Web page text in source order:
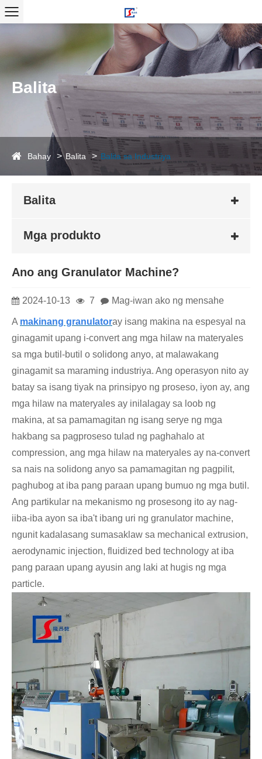
Balita
Bahay Balita Balita sa Industriya
Balita
Mga produkto
Ano ang Granulator Machine?
2024-10-13 7 Mag-iwan ako ng mensahe
A makinang granulatoray isang makina na espesyal na
ginagamit upang i-convert ang mga hilaw na materyales
sa mga butil-butil o solidong anyo, at malawakang
ginagamit sa maraming industriya. Ang operasyon nito ay
batay sa isang tiyak na prinsipyo ng proseso, iyon ay, ang
mga hilaw na materyales ay inilalagay sa loob ng
makina, at sa pamamagitan ng isang serye ng mga
hakbang sa pagproseso tulad ng paghahalo at
compression, ang mga hilaw na materyales ay na-convert
sa nais na solidong anyo sa pamamagitan ng pagpilit,
paghubog at iba pang paraan upang bumuo ng mga butil.
Ang partikular na mekanismo ng prosesong ito ay nag-
iiba-iba ayon sa iba't ibang uri ng granulator machine,
ngunit kadalasang sumasaklaw sa mechanical extrusion,
aerodynamic injection, fluidized bed technology at iba
pang paraan upang ayusin ang laki at hugis ng mga
particle.